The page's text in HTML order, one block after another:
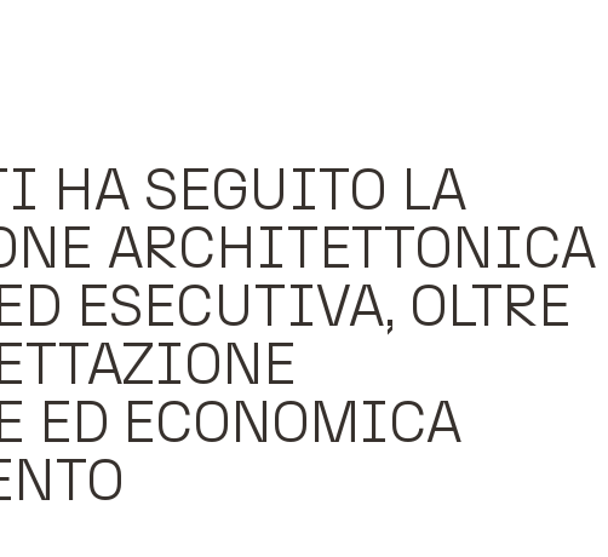
HA SEGUITO LA
ARCHITETTONICA
ESECUTIVA, OLTRE
ED ECONOMICA